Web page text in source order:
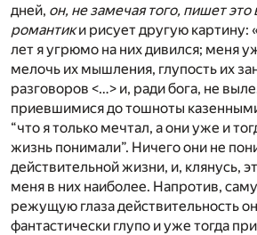
дней, он, не замечая того, пишет
романтики рисует другую картину:
лет я угрюмо на них дивился; меня
мелочь их мышления, глупость их
разговоров <…> и, ради бога, не
приевшимися до тошноты
“что я только мечтал, а они уже и
жизнь понимали”. Ничего они не
действительной жизни, и, клянусь,
меня в них наиболее. Напротив,
режущую глаза действительность
фантастически глупо и уже тогда